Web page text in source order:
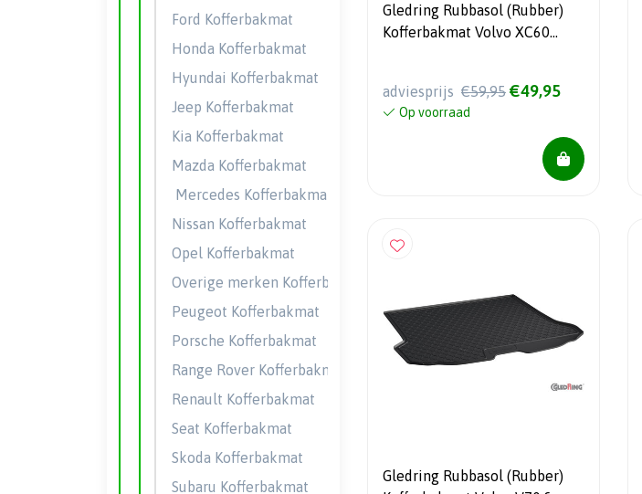
Gledring Rubbasol (Rubber)
Kofferbakmat Volvo XC60
adviesprijs €59,95 €49,95
Op voorraad
Gledring Rubbasol (Rubber)
Ford Kofferbakmat
Honda Kofferbakmat
Hyundai Kofferbakmat
Jeep Kofferbakmat
Kia Kofferbakmat
Mazda Kofferbakmat
Mercedes Kofferbakmat
Nissan Kofferbakmat
Opel Kofferbakmat
Overige merken Kofferbakmatten
Peugeot Kofferbakmat
Porsche Kofferbakmat
Range Rover Kofferbakmat
Renault Kofferbakmat
Seat Kofferbakmat
Skoda Kofferbakmat
Subaru Kofferbakmat